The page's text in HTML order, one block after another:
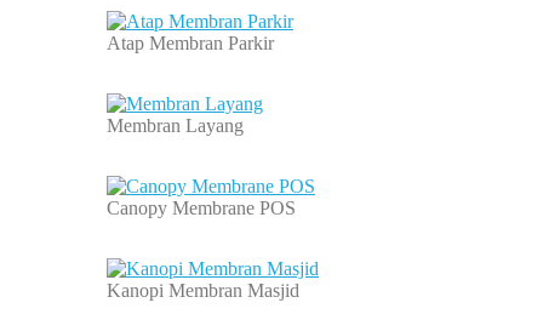
Atap Membran Parkir
Membran Layang
Canopy Membrane POS
Kanopi Membran Masjid